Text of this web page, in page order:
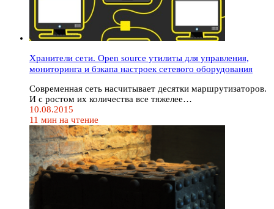
Хранители сети. Open source утилиты для управления,
мониторинга и бэкапа настроек сетевого оборудования
Современная сеть насчитывает десятки маршрутизаторов.
И с ростом их количества все тяжелее…
10.08.2015
11 мин на чтение